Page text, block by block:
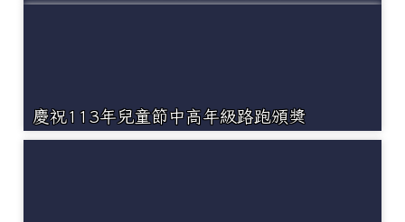
慶祝113年兒童節中高年級路跑頒獎